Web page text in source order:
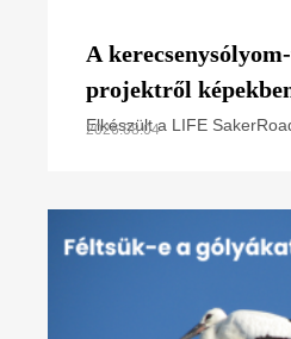
A
projektről
poszter)
Elkészült a LIFE
2026.08.04